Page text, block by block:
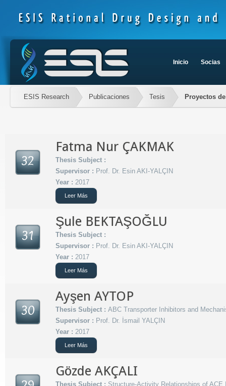
Inicio Socias
ESIS Research Publicaciones Tesis Proyectos
32
Fatma Nur ÇAKMAK
Thesis Subject :
Supervisor : Prof. Dr. Esin AKI-YALÇIN
Year : 2017
Leer Más
31
Şule BEKTAŞOĞLU
Thesis Subject :
Supervisor : Prof. Dr. Esin AKI-YALÇIN
Year : 2017
Leer Más
30
Ayşen AYTOP
Thesis Subject : ABC Transporter Inhibitors and
Supervisor : Prof. Dr. İsmail YALÇIN
Year : 2017
Leer Más
Gözde AKÇALI
Thesis Subject : Structure-Activity Relationships of ACE